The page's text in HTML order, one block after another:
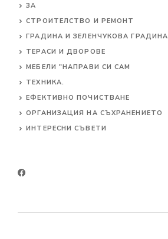
ЗА
СТРОИТЕЛСТВО И РЕМОНТ
ГРАДИНА И ЗЕЛЕНЧУКОВА ГРАДИНА
ТЕРАСИ И ДВОРОВЕ
МЕБЕЛИ "НАПРАВИ СИ САМ
ТЕХНИКА.
ЕФЕКТИВНО ПОЧИСТВАНЕ
ОРГАНИЗАЦИЯ НА СЪХРАНЕНИЕТО
ИНТЕРЕСНИ СЪВЕТИ